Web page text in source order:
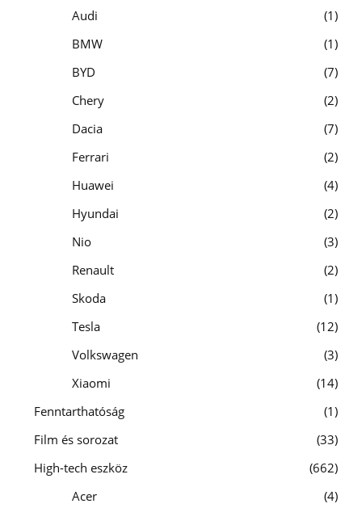
Audi
1
BMW
1
BYD
7
Chery
2
Dacia
7
Ferrari
2
Huawei
4
Hyundai
2
Nio
3
Renault
2
Skoda
1
Tesla
12
Volkswagen
3
Xiaomi
14
Fenntarthatóság
1
Film és sorozat
33
High-tech eszköz
662
Acer
4